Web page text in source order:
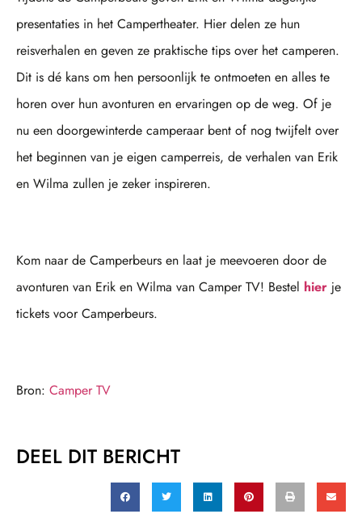
presentaties in het Campertheater. Hier delen ze hun
reisverhalen en geven ze praktische tips over het camperen.
Dit is dé kans om hen persoonlijk te ontmoeten en alles te
horen over hun avonturen en ervaringen op de weg. Of je
nu een doorgewinterde camperaar bent of nog twijfelt over
het beginnen van je eigen camperreis, de verhalen van Erik
en Wilma zullen je zeker inspireren.
Kom naar de Camperbeurs en laat je meevoeren door de
avonturen van Erik en Wilma van Camper TV! Bestel hier je
tickets voor Camperbeurs.
Bron: Camper TV
DEEL DIT BERICHT